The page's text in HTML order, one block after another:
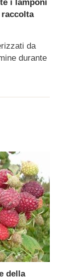
i lamponi
da
durante
della